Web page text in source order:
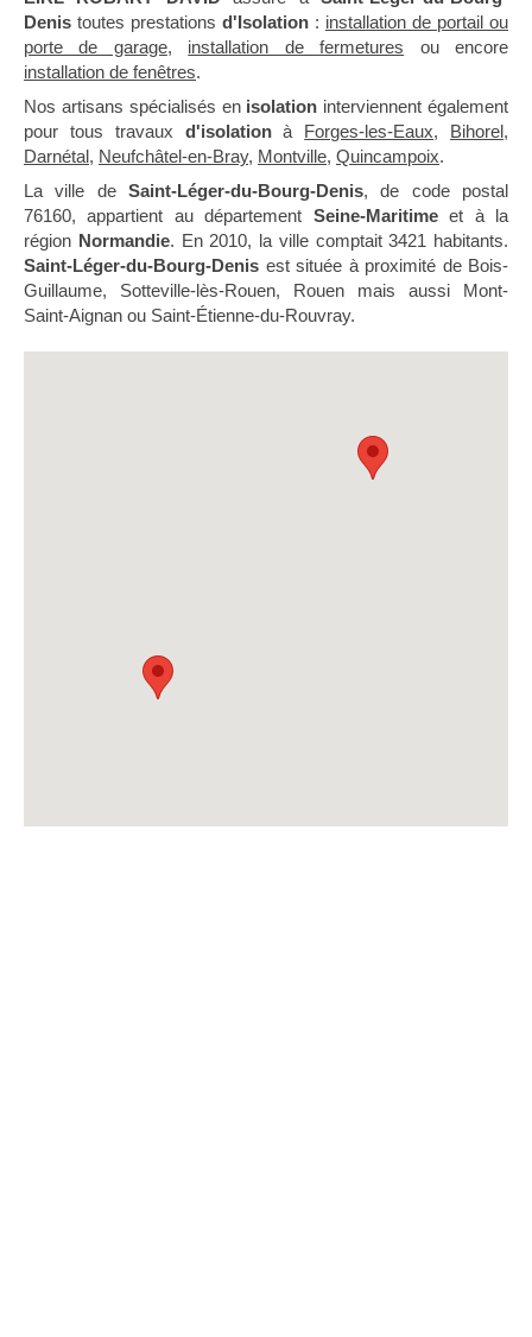
Denis toutes prestations d'Isolation : installation de portail ou
porte de garage, installation de fermetures ou encore
installation de fenêtres.
Nos artisans spécialisés en isolation interviennent également
pour tous travaux d'isolationà Forges-les-Eaux, Bihorel,
Darnétal, Neufchâtel-en-Bray, Montville, Quincampoix.
La ville de Saint-Léger-du-Bourg-Denis, de code postal
76160, appartient au département Seine-Maritimeet à la
région Normandie. En 2010, la ville comptait 3421 habitants.
Saint-Léger-du-Bourg-Denis est située à proximité de Bois-
Guillaume, Sotteville-lès-Rouen, Rouen mais aussi Mont-
Saint-Aignan ou Saint-Étienne-du-Rouvray.